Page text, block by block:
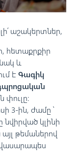
աշակերտներ,
հետաքրքիր
և
է Գագիկ
փուլը:
3-ին, ժամը ՝
նվիրված կլինի
թեմաներով